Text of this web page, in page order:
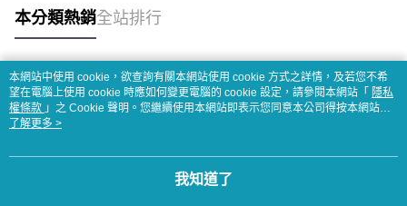
本分類熱銷全站排行
熱門標籤
本網站中使用 cookie，欲查詢有關本網站使用 cookie 方式之詳情，及若您不希
望在電腦上使用 cookie 時應如何變更電腦的 cookie 設定，請參閱本網站「 隱私
權條款 」之 Cookie 聲明。您繼續使用本網站即表示您同意本公司得按本網站使
用條款之 Cookie 聲明使用 cookie。
了解更多 >
我知道了